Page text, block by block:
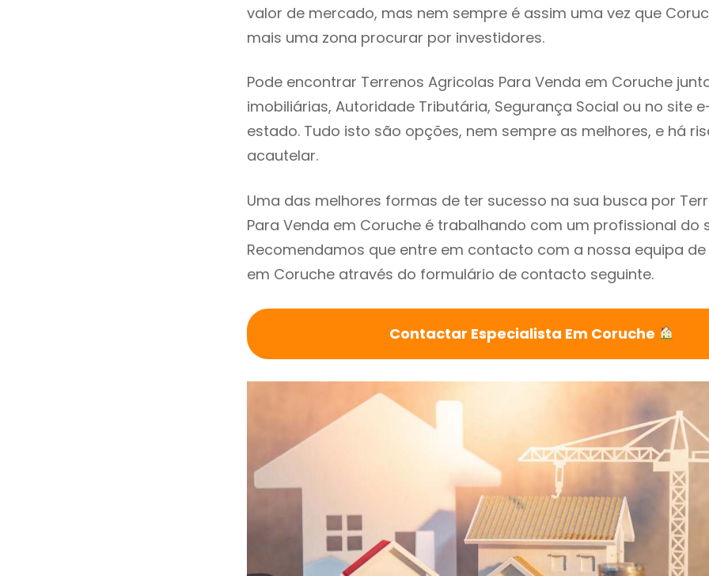
valor de mercado, mas nem sempre é assim uma vez que
mais uma zona procurar por investidores.
Pode encontrar Terrenos Agricolas Para Venda em Coruche
imobiliárias, Autoridade Tributária, Segurança Social ou no site
estado. Tudo isto são opções, nem sempre as melhores, e há
acautelar.
Uma das melhores formas de ter sucesso na sua busca por
Para Venda em Coruche é trabalhando com um profissional do
Recomendamos que entre em contacto com a nossa equipa
em Coruche através do formulário de contacto seguinte.
Contactar Especialista Em Coruche